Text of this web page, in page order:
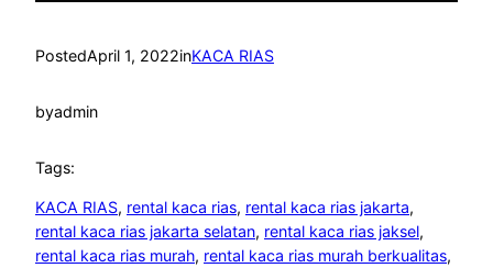
PostedApril 1, 2022inKACA RIAS
byadmin
Tags:
KACA RIAS, rental kaca rias, rental kaca rias jakarta
rental kaca rias jakarta selatan, rental kaca rias jaksel
rental kaca rias murah, rental kaca rias murah berkualitas